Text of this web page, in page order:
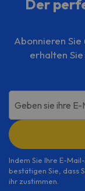
Der
Abonnieren
erhalten
Geben sie ihre
Indem Sie Ihre E-
bestätigen Sie, dass
ihr zustimmen.